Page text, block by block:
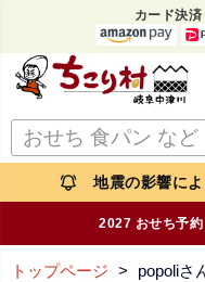
カード決済
地震の影響に
2027 おせち予
トップページ popoliさ